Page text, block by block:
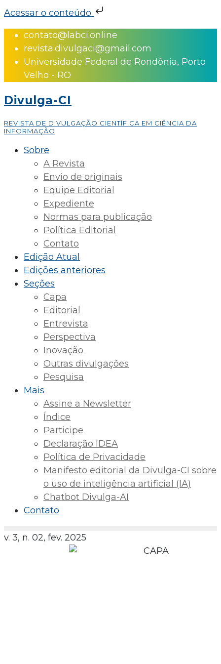
Acessar o conteúdo
Skip
content
contato@labci.online
revista.divulgaci@gmail.com
Universidade Federal de Rondônia, Porto
Velho - RO
Divulga-CI
REVISTA DE DIVULGAÇÃO CIENTÍFICA EM CIÊNCIA DA
INFORMAÇÃO
Sobre
A Revista
Envio de originais
Equipe Editorial
Expediente
Normas para publicação
Política Editorial
Contato
Edição Atual
Edições anteriores
Seções
Capa
Editorial
Entrevista
Perspectiva
Inovação
Outras divulgações
Pesquisa
Mais
Assine a Newsletter
Índice
Participe
Declaração IDEA
Política de Privacidade
Manifesto editorial da Divulga-CI sobre
o uso de inteligência artificial (IA)
Chatbot Divulga-AI
Contato
v. 3, n. 02, fev. 2025